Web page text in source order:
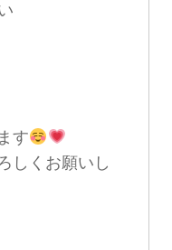
す
しくお願いし